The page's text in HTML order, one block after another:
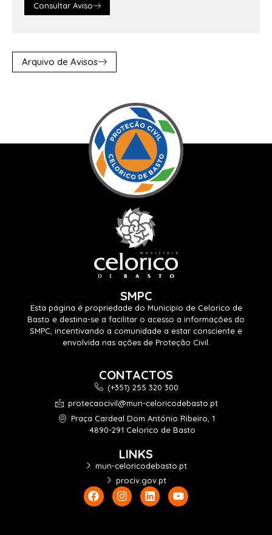
Consultar Aviso
Arquivo de Avisos
SMPC
Esta página é propriedade do Município de Celorico de
Basto e destina-se a facilitar o acesso a informações do
SMPC, incentivando a comunidade a estar consciente e
envolvida nas ações de Proteção Civil.
CONTACTOS
(+351) 255 320 300
protecaocivil@mun-celoricodebasto.pt
Praça Cardeal Dom António Ribeiro, 1
4890-291 Celorico de Basto
LINKS
mun-celoricodebasto.pt
prociv.gov.pt